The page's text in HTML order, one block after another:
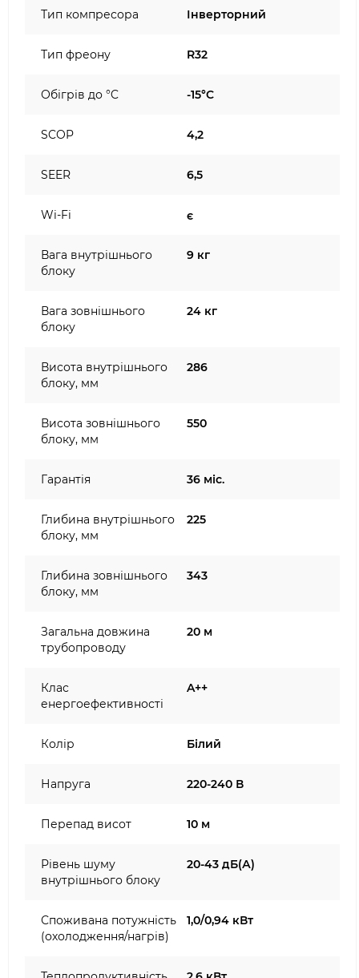
Тип компресора Інверторний
Тип фреону R32
Обігрів до °C -15°C
SCOP 4,2
SEER 6,5
Wi-Fi є
Вага внутрішнього
блоку
9 кг
Вага зовнішнього
блоку
24 кг
Висота внутрішнього
блоку, мм
286
Висота зовнішнього
блоку, мм
550
Гарантія 36 міс.
Глибина внутрішнього
блоку, мм
225
Глибина зовнішнього
блоку, мм
343
Загальна довжина
трубопроводу
20 м
Клас
енергоефективності
A++
Колір Білий
Напруга 220-240 В
Перепад висот 10 м
Рівень шуму
внутрішнього блоку
20-43 дБ(А)
Споживана потужність
(охолодження/нагрів)
1,0/0,94 кВт